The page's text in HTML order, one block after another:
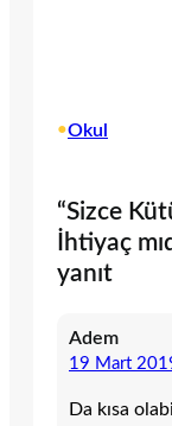
•Okul
“Sizce
İhtiyaç
yanıt
Adem
19 Mart
Da kısa